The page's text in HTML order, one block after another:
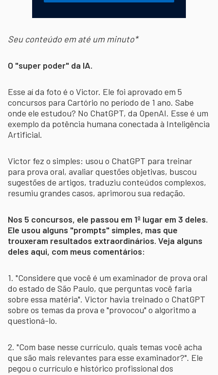
Seu conteúdo em até um minuto*
O "super poder" da IA.
Esse aí da foto é o Victor. Ele foi aprovado em 5
concursos para Cartório no período de 1 ano. Sabe
onde ele estudou? No ChatGPT, da OpenAI. Esse é um
exemplo da potência humana conectada à Inteligência
Artificial.
Victor fez o simples: usou o ChatGPT para treinar
para prova oral, avaliar questões objetivas, buscou
sugestões de artigos, traduziu conteúdos complexos,
resumiu grandes casos, aprimorou sua redação.
Nos 5 concursos, ele passou em 1º lugar em 3 deles.
Ele usou alguns "prompts" simples, mas que
trouxeram resultados extraordinários. Veja alguns
deles aqui, com meus comentários:
1. "Considere que você é um examinador de prova oral
do estado de São Paulo, que perguntas você faria
sobre essa matéria". Victor havia treinado o ChatGPT
sobre os temas da prova e "provocou" o algoritmo a
questioná-lo.
2. "Com base nesse currículo, quais temas você acha
que são mais relevantes para esse examinador?". Ele
pegou o currículo e histórico profissional dos